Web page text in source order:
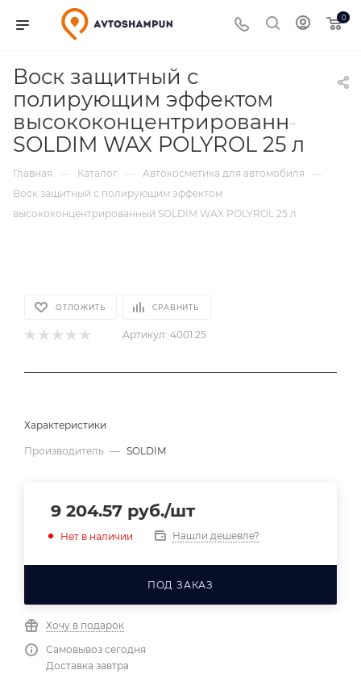
0
Воск защитный с
полирующим эффектом
высококонцентрированный
SOLDIM WAX POLYROL 25 л
Главная — Каталог — Автокосметика для автомобиля
—
Воск защитный с полирующим эффектом
высококонцентрированный SOLDIM WAX POLYROL 25 л
ОТЛОЖИТЬ СРАВНИТЬ
Артикул: 4001.25
Характеристики
Производитель — SOLDIM
9 204.57 руб./шт
Нет в наличии Нашли дешевле?
ПОД ЗАКАЗ
Хочу в подарок
Самовывоз сегодня
Доставка завтра